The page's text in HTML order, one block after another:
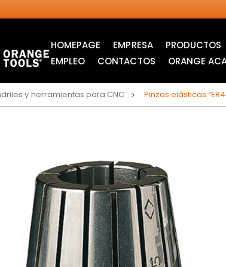
HOMEPAGE EMPRESA PRODUCTOS
HOJAS DE SIERRA DE
CALAR
EMPLEO
CONTACTOS ORANGE
y herramientas para CNC Pinzas elásticas